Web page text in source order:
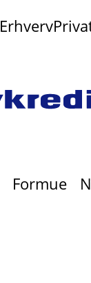
Erhverv
Formue